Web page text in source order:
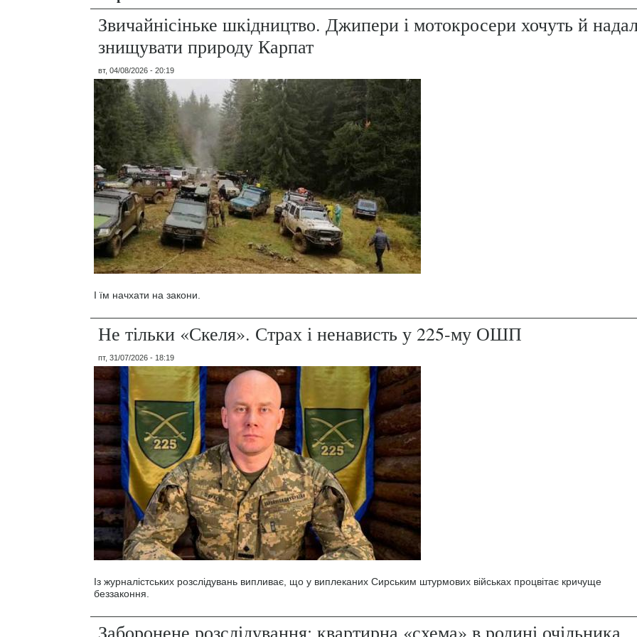
Звичайнісіньке шкідництво. Джипери і мотокросери хочуть й
знищувати природу Карпат
вт, 04/08/2026 - 20:19
І їм начхати на закони.
Не тільки «Скеля». Страх і ненависть у 225-му ОШП
пт, 31/07/2026 - 18:19
Із журналістських розслідувань випливає, що у виплеканих Сирським штурмових військах процвітає кричуще
беззаконня.
Заборонене розслідування: квартирна «схема» в родині очільника